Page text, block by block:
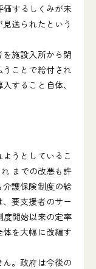
価するしくみが未
送られたという
施設入所から閉
ことで給付され
すること自体、
うとしているこ
までの改悪も許
介護保険制度の給
要支援者のサー
度開始以来の定率
を大幅に改編す
。政府は今後の